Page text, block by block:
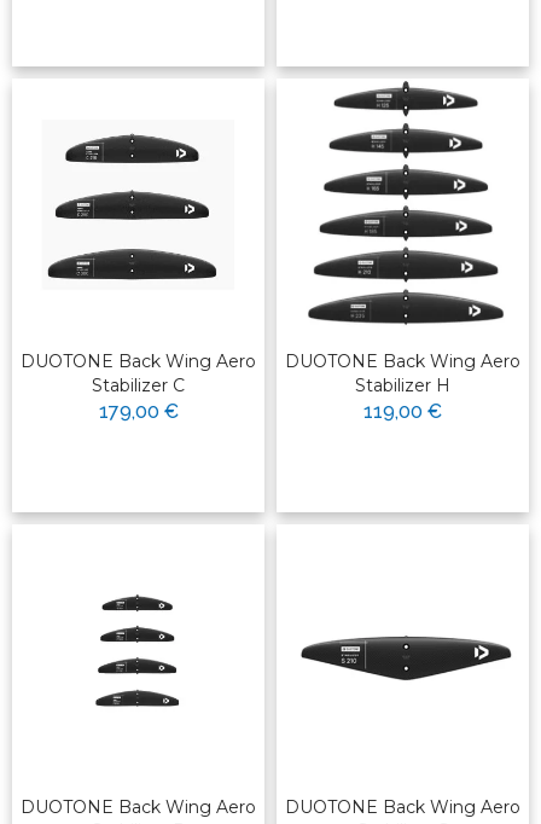
DUOTONE Back Wing Aero
Stabilizer C
179,00 €
DUOTONE Back Wing Aero
Stabilizer H
119,00 €
DUOTONE Back Wing Aero
DUOTONE Back Wing Aero